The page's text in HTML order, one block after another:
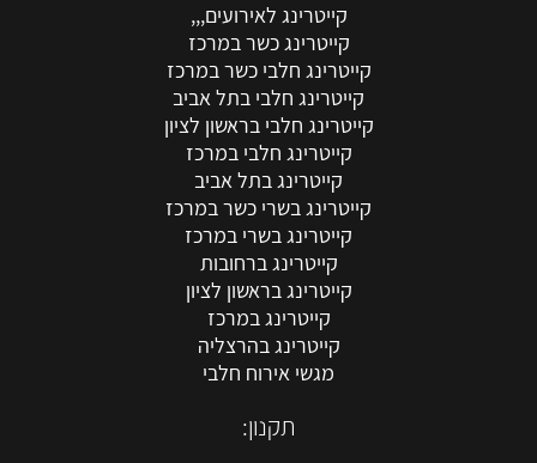
קייטרינג לאירועים,,,
קייטרינג כשר במרכז
קייטרינג חלבי כשר במרכז
קייטרינג חלבי בתל אביב
קייטרינג חלבי בראשון לציון
קייטרינג חלבי במרכז
קייטרינג בתל אביב
קייטרינג בשרי כשר במרכז
קייטרינג בשרי במרכז
קייטרינג ברחובות
קייטרינג בראשון לציון
קייטרינג במרכז
קייטרינג בהרצליה
מגשי אירוח חלבי
תקנון: